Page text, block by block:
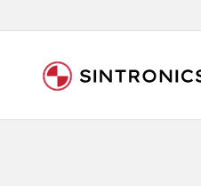
Unsere